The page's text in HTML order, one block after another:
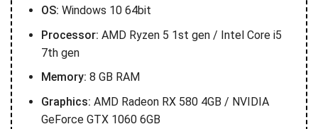
OS: Windows 10 64bit
Processor: AMD Ryzen 5 1st gen / Intel Core i5
7th gen
Memory: 8 GB RAM
Graphics: AMD Radeon RX 580 4GB / NVIDIA
GeForce GTX 1060 6GB